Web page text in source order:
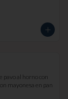
pavo al horno con
mayonesa en pan